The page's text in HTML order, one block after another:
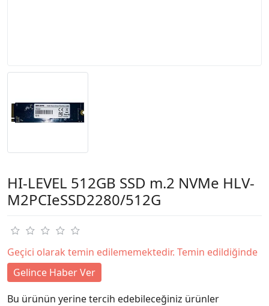
HI-LEVEL 512GB SSD m.2 NVMe HLV-
M2PCIeSSD2280/512G
Geçici olarak temin edilememektedir. Temin edildiğinde
Gelince Haber Ver
Bu ürünün yerine tercih edebileceğiniz ürünler